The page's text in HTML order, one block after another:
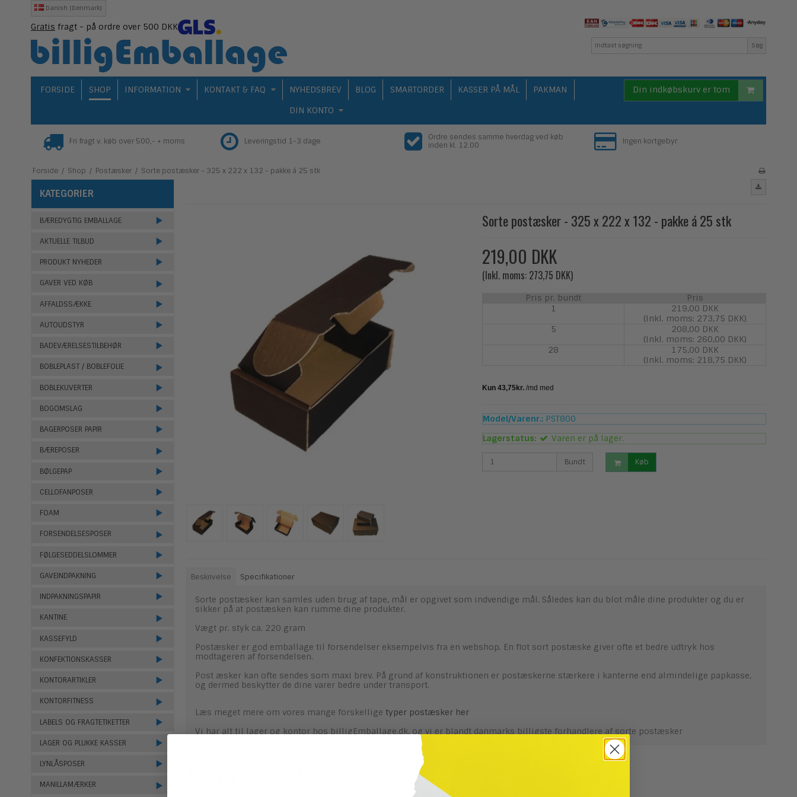
Danish (Denmark)
Gratis fragt - på ordre over 500 DKK
Søg
FORSIDE SHOP INFORMATION KONTAKT & FAQ NYHEDSBREV BLOG SMARTORDER KASSER PÅ MÅL
PAKMAN
DIN KONTO
Din indkøbskurv er tom
Fri fragt v. køb over 500,- + moms Leveringstid 1-3 dage
Ordre sendes samme hverdag ved køb
inden kl. 12.00
Ingen kortgebyr
Forside / Shop / Postæsker / Sorte postæsker - 325 x 222 x 132 - pakke á 25 stk
KATEGORIER
BÆREDYGTIG EMBALLAGE
AKTUELLE TILBUD
PRODUKT NYHEDER
GAVER VED KØB
AFFALDSSÆKKE
AUTOUDSTYR
BADEVÆRELSESTILBEHØR
BOBLEPLAST / BOBLEFOLIE
BOBLEKUVERTER
BOGOMSLAG
BAGERPOSER PAPIR
BÆREPOSER
BØLGEPAP
CELLOFANPOSER
FOAM
FORSENDELSESPOSER
FØLGESEDDELSLOMMER
GAVEINDPAKNING
INDPAKNINGSPAPIR
KANTINE
KASSEFYLD
KONFEKTIONSKASSER
KONTORARTIKLER
KONTORFITNESS
LABELS OG FRAGTETIKETTER
LAGER OG PLUKKE KASSER
LYNLÅSPOSER
MANILLAMÆRKER
Sorte postæsker - 325 x 222 x 132 - pakke á 25 stk
219,00 DKK
(Inkl. moms: 273,75 DKK)
Pris pr. bundt
Pris
1
219,00 DKK
(Inkl. moms: 273,75 DKK)
5
208,00 DKK
(Inkl. moms: 260,00 DKK)
28
175,00 DKK
(Inkl. moms: 218,75 DKK)
Model/Varenr.: PST800
Lagerstatus:
Varen er på lager.
Bundt Køb
Beskrivelse Specifikationer
Sorte postæsker kan samles uden brug af tape, mål er opgivet som indvendige mål. Således kan du blot måle dine produkter og du er
sikker på at postæsken kan rumme dine produkter.
Vægt pr. styk ca. 220 gram
Postæsker er god emballage til forsendelser eksempelvis fra en webshop. En flot sort postæske giver ofte et bedre udtryk hos
modtageren af forsendelsen.
Post æsker kan ofte sendes som maxi brev. På grund af konstruktionen er postæskerne stærkere i kanterne end almindelige papkasse,
og dermed beskytter de dine varer bedre under transport.
Læs meget mere om vores mange forskelligetyper postæsker her
Vi har alt til lager og kontor hos billigEmballage.dk, og vi er blandt danmarks billigste forhandlere af sorte postæsker